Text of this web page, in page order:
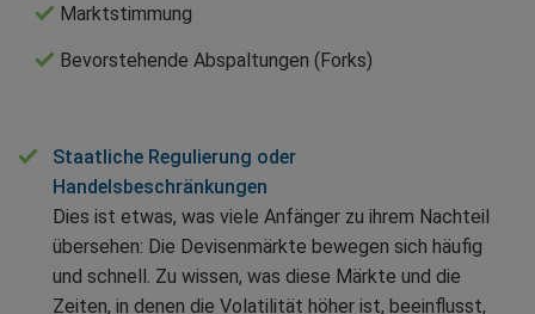
Marktstimmung
Bevorstehende Abspaltungen (Forks)
Staatliche Regulierung oder
Handelsbeschränkungen
Dies ist etwas, was viele Anfänger zu ihrem Nachteil
übersehen: Die Devisenmärkte bewegen sich häufig
und schnell. Zu wissen, was diese Märkte und die
Zeiten, in denen die Volatilität höher ist, beeinflusst,